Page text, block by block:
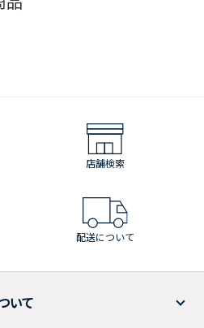
店舗検索
配送について
いて